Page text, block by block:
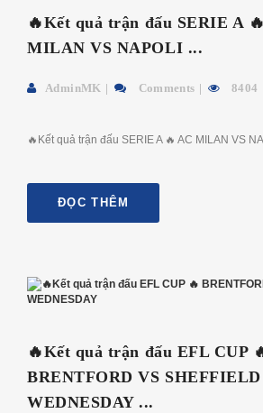
🔥Kết quả trận đấu SERIE A
MILAN VS NAPOLI ...
AdminMK Comments 8404
🔥Kết quả trận đấu SERIE A 🔥 AC MILAN VS
ĐỌC THÊM
🔥Kết quả trận đấu EFL CUP
BRENTFORD VS SHEFFIELD
WEDNESDAY ...